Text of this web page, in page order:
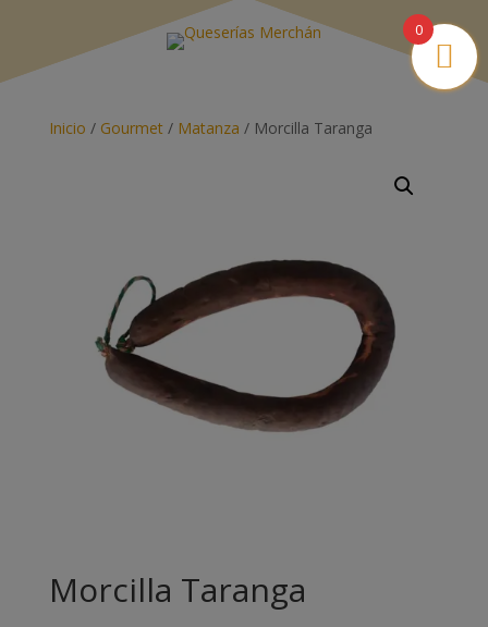
Inicio / Gourmet/ Matanza / Morcilla Taranga
Morcilla Taranga
0